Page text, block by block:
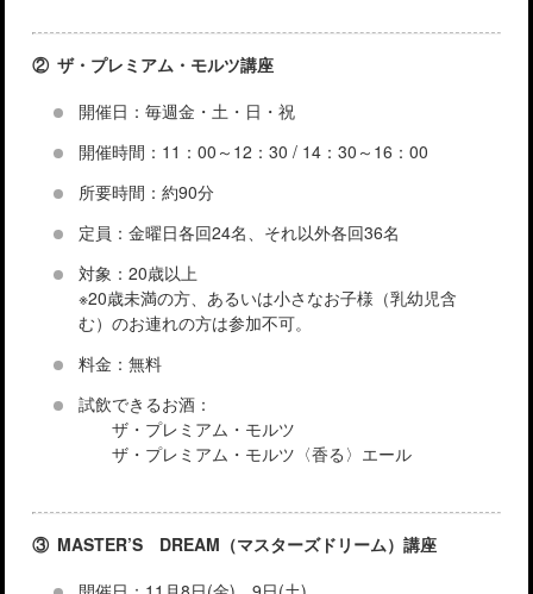
② ザ・プレミアム・モルツ講座
開催日：毎週金・土・日・祝
開催時間：11：00～12：30 / 14：30～16：00
所要時間：約90分
定員：金曜日各回24名、それ以外各回36名
対象：20歳以上
※20歳未満の方、あるいは小さなお子様（乳幼児含
む）のお連れの方は参加不可。
料金：無料
試飲できるお酒：
ザ・プレミアム・モルツ
ザ・プレミアム・モルツ〈香る〉エール
③ MASTER’S DREAM（マスターズドリーム）講座